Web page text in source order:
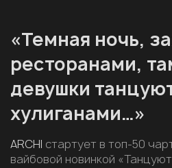
«Темная ночь,
ресторанами,
девушки
хулиганами…»
ARCHI стартует в топ-50
вайбовой новинкой